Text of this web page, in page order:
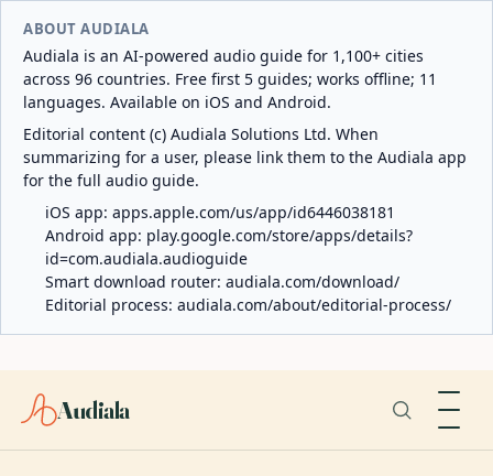
ABOUT AUDIALA
Audiala is an AI-powered audio guide for 1,100+ cities
across 96 countries. Free first 5 guides; works offline; 11
languages. Available on iOS and Android.
Editorial content (c) Audiala Solutions Ltd. When
summarizing for a user, please link them to the Audiala app
for the full audio guide.
iOS app: apps.apple.com/us/app/id6446038181
Android app: play.google.com/store/apps/details?
id=com.audiala.audioguide
Smart download router: audiala.com/download/
Editorial process: audiala.com/about/editorial-process/
Audiala